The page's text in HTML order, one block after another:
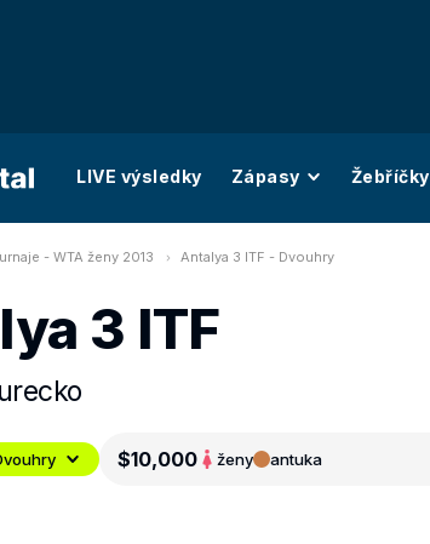
LIVE výsledky Zápasy Žebříčky
- WTA ženy 2013 Antalya 3 ITF - Dvouhry
3 ITF
$10,000 ženy antuka